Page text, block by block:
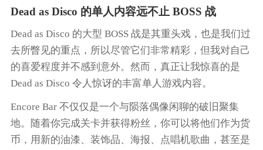
Dead as Disco 的单人内容远不止 BOSS 战
Dead as Disco 的大型 BOSS 战是其重头戏，也是我们过
去所瞥见的重点，所以尽管它们非常精彩，但我对自己
的喜爱程度并不感到意外。然而，真正让我惊喜的是
Dead as Disco 令人惊讶的丰富单人游戏内容。
Encore Bar 不仅仅是一个与陨落偶像闲聊的破旧聚集
地。随着你完成关卡并获得粉丝，你可以将他们作为货
币，用新的油漆、装饰品、海报、点唱机歌曲，甚至是